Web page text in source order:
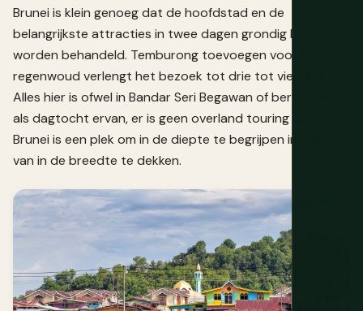
Brunei is klein genoeg dat de hoofdstad en de
belangrijkste attracties in twee dagen grondig kunnen
worden behandeld. Temburong toevoegen voor het
regenwoud verlengt het bezoek tot drie tot vier dagen.
Alles hier is ofwel in Bandar Seri Begawan of bereikbaar
als dagtocht ervan, er is geen overland touring circuit,
Brunei is een plek om in de diepte te begrijpen in plaats
van in de breedte te dekken.